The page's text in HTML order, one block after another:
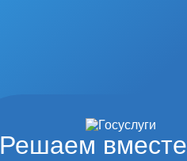
Решаем вместе